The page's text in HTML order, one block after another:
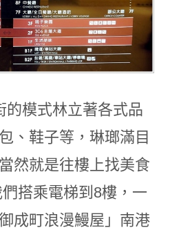
模式林立著各式品
、鞋子等，琳瑯滿目
然就是往樓上找美食
搭乘電梯到8樓，一
成町浪漫鰻屋」南港